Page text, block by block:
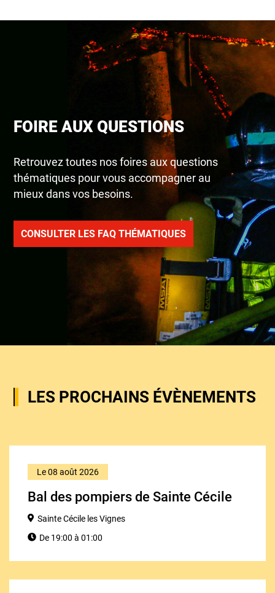
FOIRE AUX QUESTIONS
Retrouvez toutes nos foires aux questions
thématiques pour vous accompagner au
mieux dans vos besoins.
CONSULTER LES FAQ THÉMATIQUES
LES PROCHAINS ÉVÈNEMENTS
Le 08 août 2026
Bal des pompiers de Sainte Cécile
Sainte Cécile les Vignes
De 19:00 à 01:00